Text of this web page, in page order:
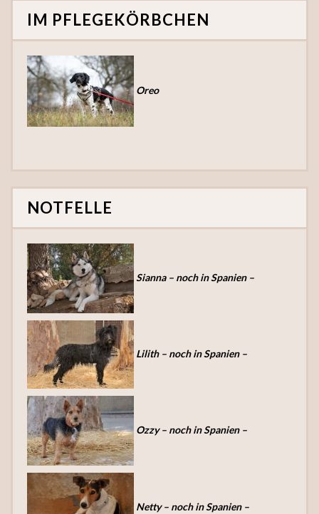
IM PFLEGEKÖRBCHEN
Oreo
NOTFELLE
Sianna – noch in Spanien –
Lilith – noch in Spanien –
Ozzy – noch in Spanien –
Netty – noch in Spanien –